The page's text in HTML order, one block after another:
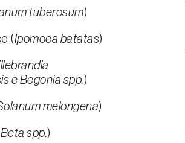
tuberosum)
(Ipomoea batatas)
e Begonia spp.)
melongena)
Beta spp.)